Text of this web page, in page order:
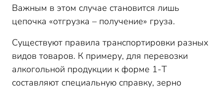
Важным в этом случае становится лишь
цепочка «отгрузка – получение» груза.
Существуют правила транспортировки разных
видов товаров. К примеру, для перевозки
алкогольной продукции к форме 1-Т
составляют специальную справку, зерно